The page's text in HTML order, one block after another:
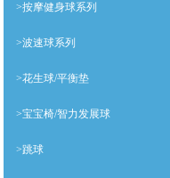
>按摩健身球系列
>波速球系列
>花生球/平衡垫
>宝宝椅/智力发展球
>跳球